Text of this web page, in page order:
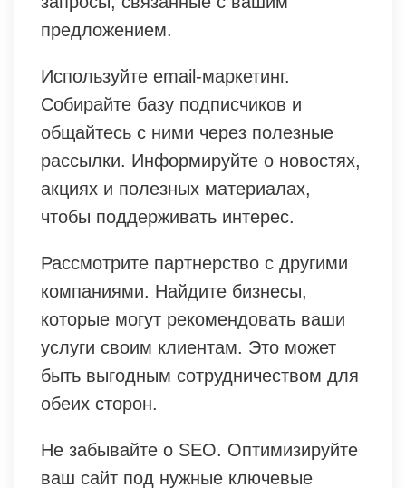
предложением.
Используйте email-маркетинг.
Собирайте базу подписчиков и
общайтесь с ними через полезные
рассылки. Информируйте о новостях,
акциях и полезных материалах,
чтобы поддерживать интерес.
Рассмотрите партнерство с другими
компаниями. Найдите бизнесы,
которые могут рекомендовать ваши
услуги своим клиентам. Это может
быть выгодным сотрудничеством для
обеих сторон.
Не забывайте о SEO. Оптимизируйте
ваш сайт под нужные ключевые